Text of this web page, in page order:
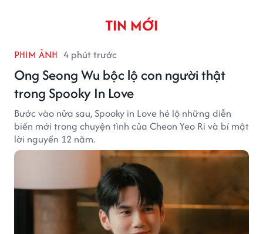
TIN MỚI
PHIM ẢNH 4 phút trước
Ong Seong Wu bộc lộ con người thật
trong Spooky In Love
Bước vào nửa sau, Spooky in Love hé lộ những diễn
biến mới trong chuyện tình của Cheon Yeo Ri và bí mật
lời nguyền 12 năm.